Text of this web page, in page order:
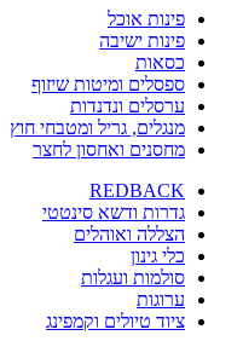
פינות אוכל
פינות ישיבה
כסאות
ספסלים ומיטות שיזוף
ערסלים ונדנדות
מנגלים, גריל ומטבחי חוץ
מחסנים ואחסון לחצר
REDBACK
גדרות ודשא סינטטי
הצללה ואוהלים
כלי גינון
סולמות ועגלות
ערוגות
ציוד טיולים וקמפינג